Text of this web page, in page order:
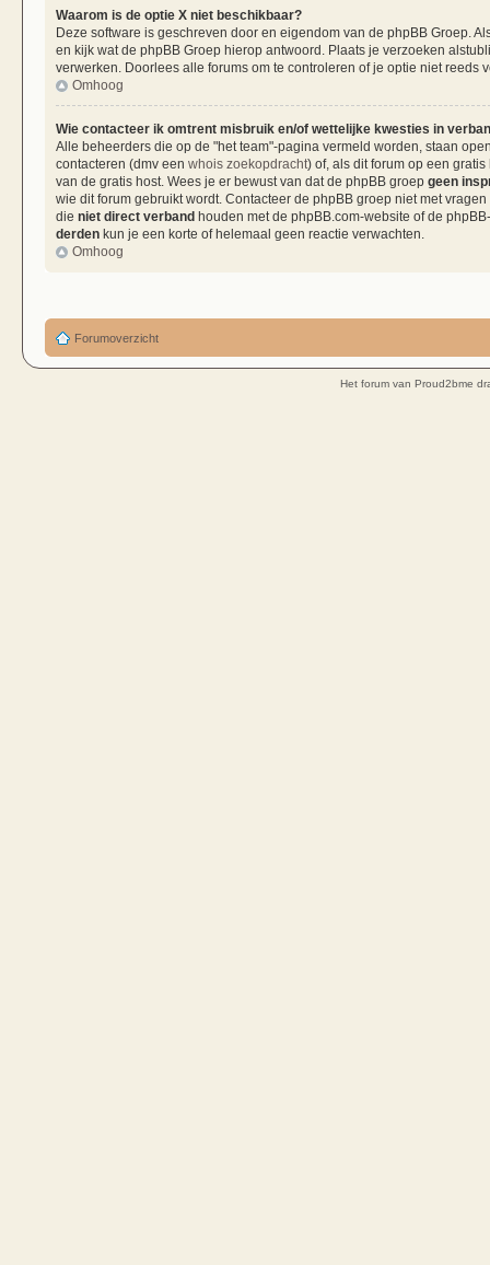
Waarom is de optie X niet beschikbaar?
Deze software is geschreven door en eigendom van de phpBB Groep.
en kijk wat de phpBB Groep hierop antwoord. Plaats je verzoeken
verwerken. Doorlees alle forums om te controleren of je optie niet
Omhoog
Wie contacteer ik omtrent misbruik en/of wettelijke kwesties in
Alle beheerders die op de "het team"-pagina vermeld worden, staan
contacteren (dmv een whois zoekopdracht) of, als dit forum op een
van de gratis host. Wees je er bewust van dat de phpBB groep geen
wie dit forum gebruikt wordt. Contacteer de phpBB groep niet met
die niet direct verband houden met de phpBB.com-website of de
derden kun je een korte of helemaal geen reactie verwachten.
Omhoog
Forumoverzicht
Het forum van Proud2bme